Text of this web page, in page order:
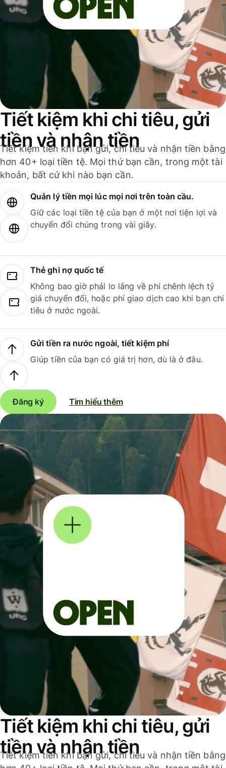
Tiết kiệm khi chi tiêu, gửi
tiền và nhận tiền
Tiết kiệm tiền khi bạn gửi, chi tiêu và nhận tiền bằng
hơn 40+ loại tiền tệ. Mọi thứ bạn cần, trong một tài
khoản, bất cứ khi nào bạn cần.
Quản lý tiền mọi lúc mọi nơi trên toàn cầu.
Giữ các loại tiền tệ của bạn ở một nơi tiện lợi và
chuyển đổi chúng trong vài giây.
Thẻ ghi nợ quốc tế
Không bao giờ phải lo lắng về phí chênh lệch tỷ
giá chuyển đổi, hoặc phí giao dịch cao khi bạn chi
tiêu ở nước ngoài.
Gửi tiền ra nước ngoài, tiết kiệm phí
Giúp tiền của bạn có giá trị hơn, dù là ở đâu.
Đăng ký Tìm hiểu thêm
Tiết kiệm khi chi tiêu, gửi
tiền và nhận tiền
Tiết kiệm tiền khi bạn gửi, chi tiêu và nhận tiền bằng